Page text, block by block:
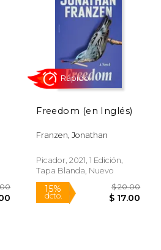
dcto.
Freedom (en Inglés)
Franzen, Jonathan
Picador, 2021, 1 Edición,
Tapa Blanda, Nuevo
Rápido